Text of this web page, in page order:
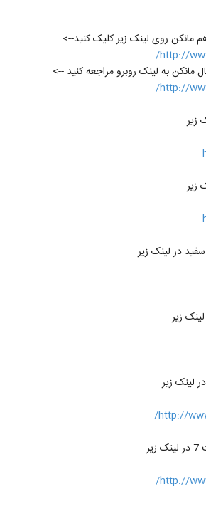
روی لینک زیر کلیک کنید-->
http://
مانکن به لینک روبرو مراجعه کنید -->
http://
زیر
زیر
در لینک زیر
زیر
http://
http://